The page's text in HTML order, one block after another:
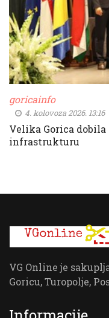
goricainfo
4. kolovoza 2026. 13:16
Velika Gorica
infrastrukturu
VG Online je
Goricu, Turopolje,